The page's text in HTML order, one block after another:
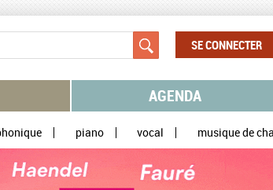
SE CONNECTER
AGENDA
piano vocal musique de